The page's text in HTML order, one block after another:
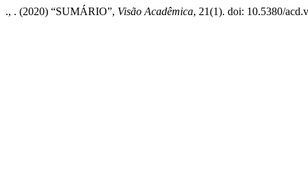
., . (2020) “SUMÁRIO”, Visão Acadêmica, 21(1). doi: 10.5380/